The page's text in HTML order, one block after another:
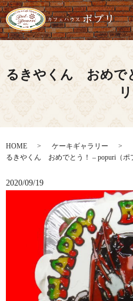
るきやくん おめで
リ
HOME
ケーキギャラリー
るきやくん おめでとう！ – popuri（ポ
2020/09/19